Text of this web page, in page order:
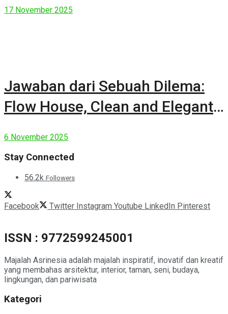
17 November 2025
Jawaban dari Sebuah Dilema:
Flow House, Clean and Elegant
6 November 2025
Stay Connected
56.2k Followers
Facebook Twitter Instagram Youtube LinkedIn Pinterest
ISSN : 9772599245001
Majalah Asrinesia adalah majalah inspiratif, inovatif dan kreatif
yang membahas arsitektur, interior, taman, seni, budaya,
lingkungan, dan pariwisata
Kategori